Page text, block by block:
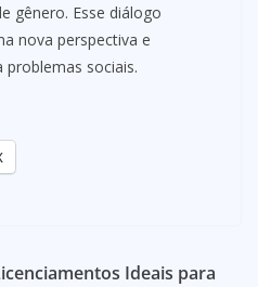
gênero. Esse diálogo
nova perspectiva e
problemas sociais.
Ideais para